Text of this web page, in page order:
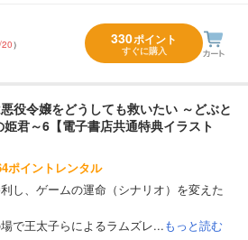
） 330ポイント
すぐに購入
役令嬢をどうしても救いたい ～どぶと
姫君～6【電子書店共通特典イラスト
ポイントレンタル
し、ゲームの運命（シナリオ）を変えた
で王太子らによるラムズレ...もっと読む